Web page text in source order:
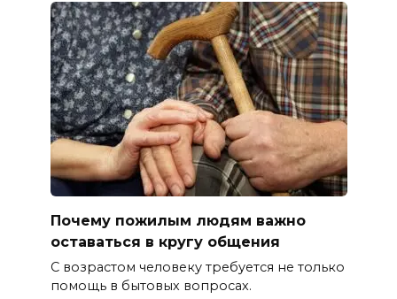
Почему пожилым людям важно
оставаться в кругу общения
С возрастом человеку требуется не только
помощь в бытовых вопросах.